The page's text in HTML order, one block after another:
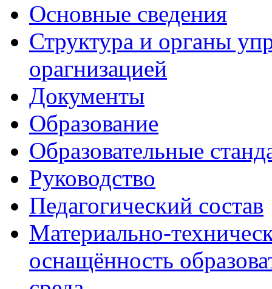
Основные сведения
Структура и органы
орагнизацией
Документы
Образование
Образовательные
Руководство
Педагогический состав
Материально-
оснащённость